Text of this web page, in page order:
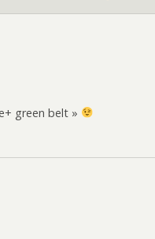
green belt »